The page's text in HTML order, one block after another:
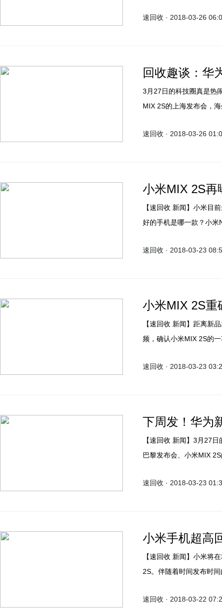
AI场景相机以及AI人脸解
速回收 · 2018-03-26
回收趣谈：华
3月27日的科技圈真是热
MIX 2S的上海发布会，
速回收 · 2018-03-26
小米MIX 2S再
【速回收 新闻】小米目前最高端的旗舰是哪一款？小米MIX 2。那小米目前拍照最
好的手机是哪一款？小
找回场子。今天小米手
速回收 · 2018-03-23
小米MIX 2S重
【速回收 新闻】距离新品发布会还剩下四天，3月23日，小米手机官微发布预热视
频，确认小米MIX 2S的
速回收 · 2018-03-23
下周发！华为
【速回收 新闻】3月27日的科技圈绝对是热闹的，中国品牌有华为P20/P20 Pro的
巴黎发布会、小米MIX
速回收 · 2018-03-23
小米手机超高
【速回收 新闻】小米将在3月27日于上海正式发布新一代全面屏旗舰手机小米MIX
2S。伴随着时间发布时
速回收 · 2018-03-22